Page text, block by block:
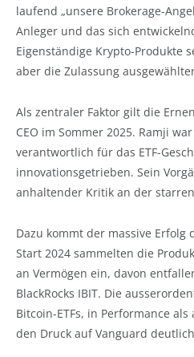
laufend „unsere Brokerage-
Anleger und das sich
Eigenständige Krypto-Produkte
aber die Zulassung
Als zentraler Faktor gilt die
CEO im Sommer 2025. Ramji
verantwortlich für das ETF-
innovationsgetrieben. Sein
anhaltender Kritik an der
Dazu kommt der massive Erfolg
Start 2024 sammelten die
an Vermögen ein, davon
BlackRocks IBIT. Die
Bitcoin-ETFs, in Performance
den Druck auf Vanguard